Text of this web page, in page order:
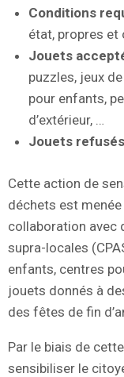
Conditions
état, propres et
Jouets
puzzles, jeux
pour enfants,
d’extérieur, …
Jouets
Cette action de
déchets est menée
collaboration avec
supra-locales
enfants, centres
jouets donnés à
des fêtes de fin
Par le biais de
sensibiliser le